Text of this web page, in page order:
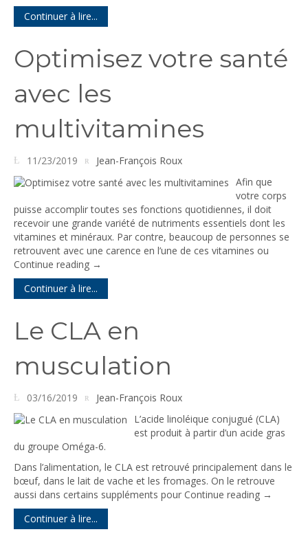
Continuer à lire...
Optimisez votre santé
avec les
multivitamines
11/23/2019
Jean-François Roux
Afin que
votre corps
puisse accomplir toutes ses fonctions quotidiennes, il doit
recevoir une grande variété de nutriments essentiels dont les
vitamines et minéraux. Par contre, beaucoup de personnes se
retrouvent avec une carence en l’une de ces vitamines ou
Continue reading →
Continuer à lire...
Le CLA en
musculation
03/16/2019
Jean-François Roux
L’acide linoléique conjugué (CLA)
est produit à partir d’un acide gras
du groupe Oméga-6.
Dans l’alimentation, le CLA est retrouvé principalement dans le
bœuf, dans le lait de vache et les fromages. On le retrouve
aussi dans certains suppléments pour Continue reading →
Continuer à lire...